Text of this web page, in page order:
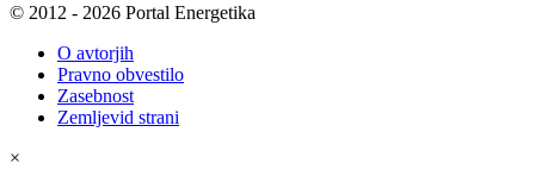
© 2012 - 2026 Portal Energetika
O avtorjih
Pravno obvestilo
Zasebnost
Zemljevid strani
×